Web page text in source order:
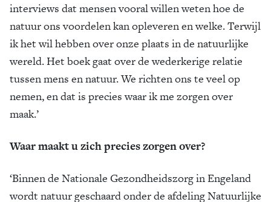
interviews dat mensen vooral willen weten hoe de
natuur ons voordelen kan opleveren en welke. Terwijl
ik het wil hebben over onze plaats in de natuurlijke
wereld. Het boek gaat over de wederkerige relatie
tussen mens en natuur. We richten ons te veel op
nemen, en dat is precies waar ik me zorgen over
maak.’
Waar maakt u zich precies zorgen over?
‘Binnen de Nationale Gezondheidszorg in Engeland
wordt natuur geschaard onder de afdeling Natuurlijke